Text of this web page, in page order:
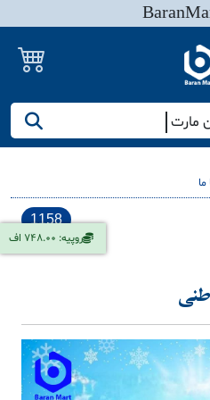
مارت
روپیه: 748.00 اف
1158